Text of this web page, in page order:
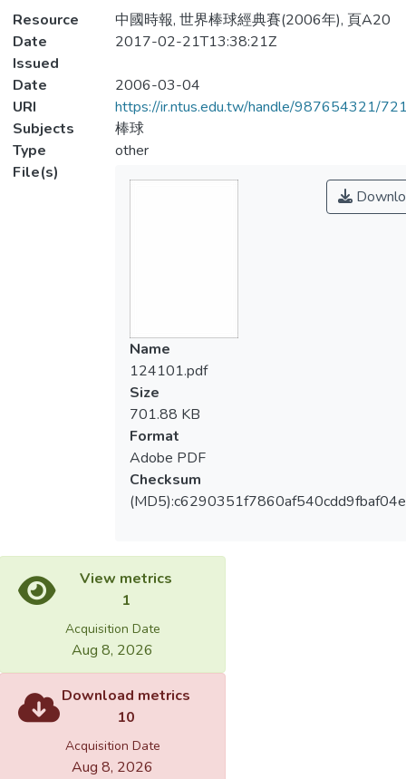
Resource
中國時報, 世界棒球經典賽(2006年), 頁A20
Date
Issued
2017-02-21T13:38:21Z
Date
2006-03-04
URI
https://ir.ntus.edu.tw/handle/987654321/
Subjects
棒球
Type
other
File(s)
Name
124101.pdf
Size
701.88 KB
Format
Adobe PDF
Checksum
View metrics
1
Acquisition Date
Aug 8, 2026
Download metrics
10
Acquisition Date
Aug 8, 2026